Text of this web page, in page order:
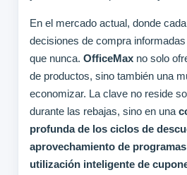
En el mercado actual, donde
decisiones de compra
que nunca. OfficeMaxno solo
de productos, sino también una
economizar. La clave no reside
durante las rebajas, sino en una
profunda de los ciclos de
aprovechamiento de
utilización inteligente de